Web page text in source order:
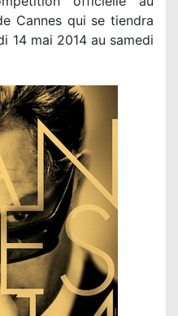
Cannes qui se tiendra
14 mai 2014 au samedi